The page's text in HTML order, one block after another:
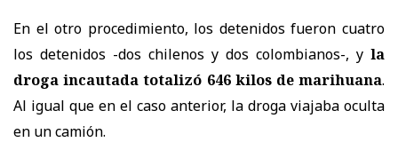
En el otro procedimiento, los detenidos fueron cuatro
los detenidos -dos chilenos y dos colombianos-, y la
droga incautada totalizó 646 kilos de marihuana.
Al igual que en el caso anterior, la droga viajaba oculta
en un camión.